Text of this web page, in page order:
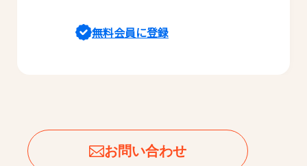
無料会員に登録
お問い合わせ